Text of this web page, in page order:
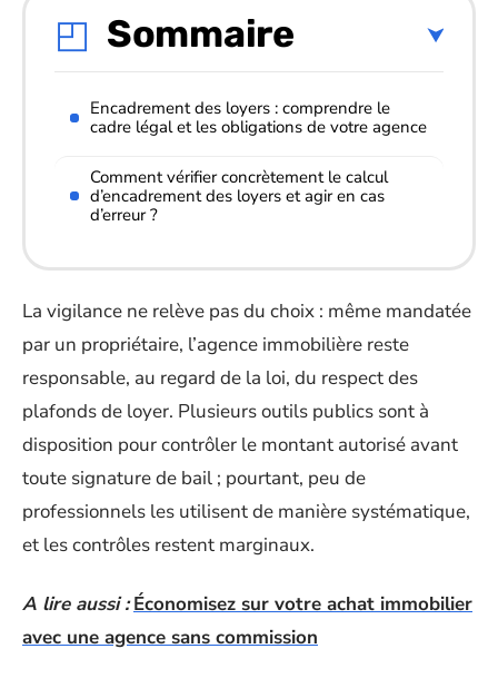
Sommaire
Encadrement des loyers : comprendre le
cadre légal et les obligations de votre agence
Comment vérifier concrètement le calcul
d’encadrement des loyers et agir en cas
d’erreur ?
La vigilance ne relève pas du choix : même mandatée
par un propriétaire, l’agence immobilière reste
responsable, au regard de la loi, du respect des
plafonds de loyer. Plusieurs outils publics sont à
disposition pour contrôler le montant autorisé avant
toute signature de bail ; pourtant, peu de
professionnels les utilisent de manière systématique,
et les contrôles restent marginaux.
A lire aussi : Économisez sur votre achat immobilier
avec une agence sans commission